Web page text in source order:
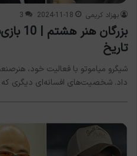
بهزاد کریمی 2024-11-18
3
تاریخ
شیگرو میاموتو با فعالیت خود،
داد. شخصیت‌های افسانه‌ای دیگری